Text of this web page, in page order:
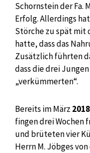
Schornstein der Fa.
Erfolg. Allerdings
Störche zu spät mit
hatte, dass das
Zusätzlich führten
dass die drei
„verkümmerten“.
Bereits im März 2018
fingen drei Wochen
und brüteten vier
Herrn M. Jöbges